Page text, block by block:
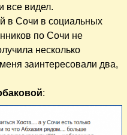
все видел.
в Сочи в социальных
по Сочи не
несколько
заинтересовали два,
: